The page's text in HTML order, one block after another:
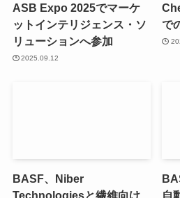
ASB Expo 2025でマーケ
ットインテリジェンス・ソ
リューションへ参加
2025.09.12
で
BASF、Niber
Technologiesと繊維向け
自